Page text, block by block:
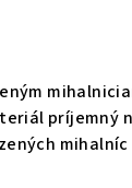
príjemný
mihalníc